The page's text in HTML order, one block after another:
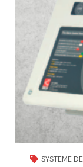
SYSTEME